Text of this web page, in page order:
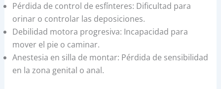
Pérdida de control de esfínteres: Dificultad para
orinar o controlar las deposiciones.
Debilidad motora progresiva: Incapacidad para
mover el pie o caminar.
Anestesia en silla de montar: Pérdida de sensibilidad
en la zona genital o anal.